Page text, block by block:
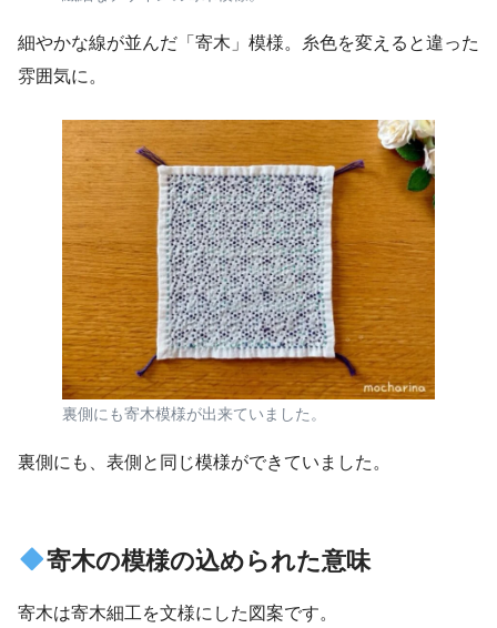
細やかな線が並んだ「寄木」模様。糸色を変えると違った
雰囲気に。
裏側にも寄木模様が出来ていました。
裏側にも、表側と同じ模様ができていました。
寄木の模様の込められた意味
寄木は寄木細工を文様にした図案です。